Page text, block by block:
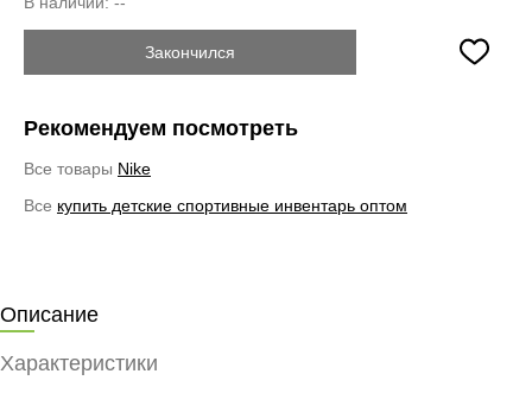
Закончился
Рекомендуем посмотреть
Все товары Nike
Все купить детские спортивные инвентарь оптом
Описание
Характеристики